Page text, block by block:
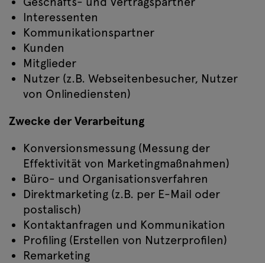
Interessenten
Kommunikationspartner
Kunden
Mitglieder
Nutzer (z.B. Webseitenbesucher, Nutzer
von Onlinediensten)
Zwecke der Verarbeitung
Konversionsmessung (Messung der
Effektivität von Marketingmaßnahmen)
Büro- und Organisationsverfahren
Direktmarketing (z.B. per E-Mail oder
postalisch)
Kontaktanfragen und Kommunikation
Profiling (Erstellen von Nutzerprofilen)
Remarketing